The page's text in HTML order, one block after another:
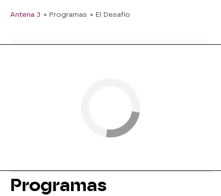
Antena 3 » Programas » El Desafío
Programas